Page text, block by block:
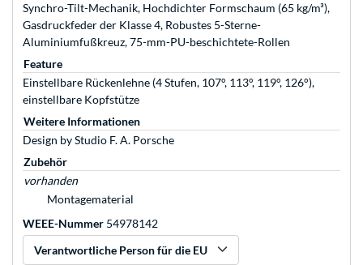
Synchro-Tilt-Mechanik, Hochdichter Formschaum (65 kg/m³),
Gasdruckfeder der Klasse 4, Robustes 5-Sterne-
Aluminiumfußkreuz, 75-mm-PU-beschichtete-Rollen
Feature
Einstellbare Rückenlehne (4 Stufen, 107°, 113°, 119°, 126°),
einstellbare Kopfstütze
Weitere Informationen
Design by Studio F. A. Porsche
Zubehör
vorhanden
Montagematerial
WEEE-Nummer 54978142
Verantwortliche Person für die EU